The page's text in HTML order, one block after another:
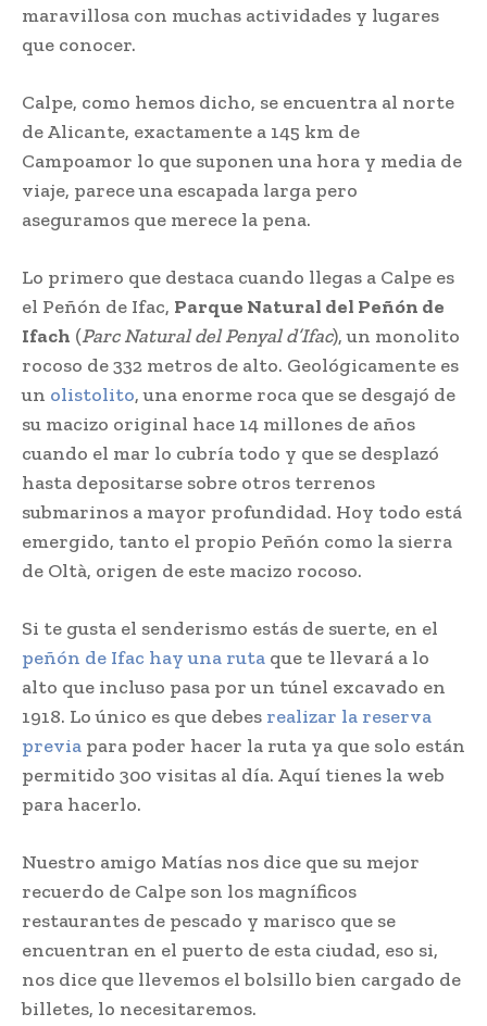
maravillosa con muchas actividades y lugares
que conocer.
Calpe, como hemos dicho, se encuentra al norte
de Alicante, exactamente a 145 km de
Campoamor lo que suponen una hora y media de
viaje, parece una escapada larga pero
aseguramos que merece la pena.
Lo primero que destaca cuando llegas a Calpe es
el Peñón de Ifac, Parque Natural del Peñón de
Ifach (Parc Natural del Penyal d’Ifac), un monolito
rocoso de 332 metros de alto. Geológicamente es
un olistolito, una enorme roca que se desgajó de
su macizo original hace 14 millones de años
cuando el mar lo cubría todo y que se desplazó
hasta depositarse sobre otros terrenos
submarinos a mayor profundidad. Hoy todo está
emergido, tanto el propio Peñón como la sierra
de Oltà, origen de este macizo rocoso.
Si te gusta el senderismo estás de suerte, en el
peñón de Ifac hay una ruta que te llevará a lo
alto que incluso pasa por un túnel excavado en
1918. Lo único es que debes realizar la reserva
previa para poder hacer la ruta ya que solo están
permitido 300 visitas al día. Aquí tienes la web
para hacerlo.
Nuestro amigo Matías nos dice que su mejor
recuerdo de Calpe son los magníficos
restaurantes de pescado y marisco que se
encuentran en el puerto de esta ciudad, eso si,
nos dice que llevemos el bolsillo bien cargado de
billetes, lo necesitaremos.